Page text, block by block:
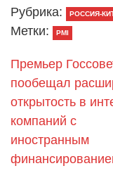
Рубрика: РОССИЯ-
Метки: PMI
Премьер
пообещал
открытость в
компаний с
иностранным